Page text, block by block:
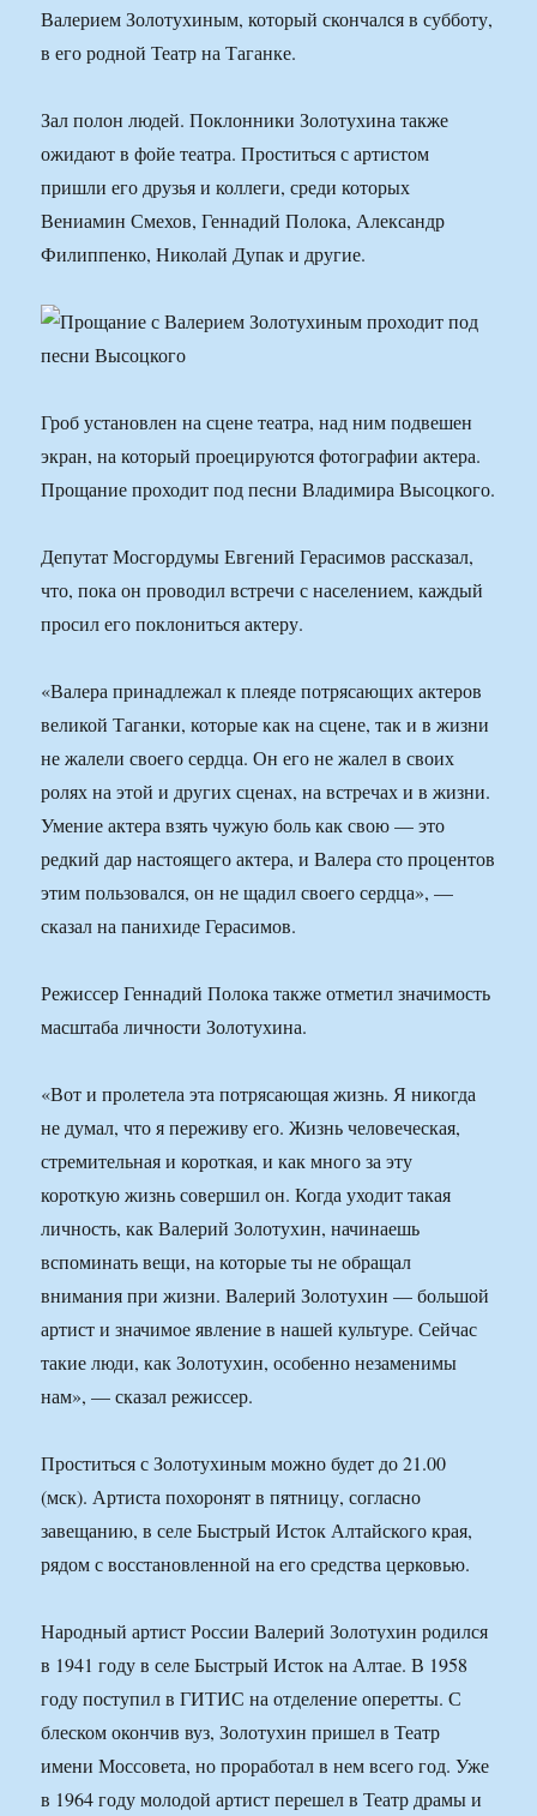
Валерием Золотухиным, который скончался в субботу,
в его родной Театр на Таганке.
Зал полон людей. Поклонники Золотухина также
ожидают в фойе театра. Проститься с артистом
пришли его друзья и коллеги, среди которых
Вениамин Смехов, Геннадий Полока, Александр
Филиппенко, Николай Дупак и другие.
Гроб установлен на сцене театра, над ним подвешен
экран, на который проецируются фотографии актера.
Прощание проходит под песни Владимира Высоцкого.
Депутат Мосгордумы Евгений Герасимов рассказал,
что, пока он проводил встречи с населением, каждый
просил его поклониться актеру.
«Валера принадлежал к плеяде потрясающих актеров
великой Таганки, которые как на сцене, так и в жизни
не жалели своего сердца. Он его не жалел в своих
ролях на этой и других сценах, на встречах и в жизни.
Умение актера взять чужую боль как свою — это
редкий дар настоящего актера, и Валера сто процентов
этим пользовался, он не щадил своего сердца», —
сказал на панихиде Герасимов.
Режиссер Геннадий Полока также отметил значимость
масштаба личности Золотухина.
«Вот и пролетела эта потрясающая жизнь. Я никогда
не думал, что я переживу его. Жизнь человеческая,
стремительная и короткая, и как много за эту
короткую жизнь совершил он. Когда уходит такая
личность, как Валерий Золотухин, начинаешь
вспоминать вещи, на которые ты не обращал
внимания при жизни. Валерий Золотухин — большой
артист и значимое явление в нашей культуре. Сейчас
такие люди, как Золотухин, особенно незаменимы
нам», — сказал режиссер.
Проститься с Золотухиным можно будет до 21.00
(мск). Артиста похоронят в пятницу, согласно
завещанию, в селе Быстрый Исток Алтайского края,
рядом с восстановленной на его средства церковью.
Народный артист России Валерий Золотухин родился
в 1941 году в селе Быстрый Исток на Алтае. В 1958
году поступил в ГИТИС на отделение оперетты. С
блеском окончив вуз, Золотухин пришел в Театр
имени Моссовета, но проработал в нем всего год. Уже
в 1964 году молодой артист перешел в Театр драмы и